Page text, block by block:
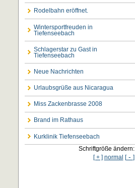
Rodelbahn eröffnet.
Wintersportfreuden in
Tiefenseebach
Schlagerstar zu Gast in
Tiefenseebach
Neue Nachrichten
Urlaubsgrüße aus Nicaragua
Miss Zackenbrasse 2008
Brand im Rathaus
Kurklinik Tiefenseebach
Schriftgröße ändern:
[ + ] normal [- ]